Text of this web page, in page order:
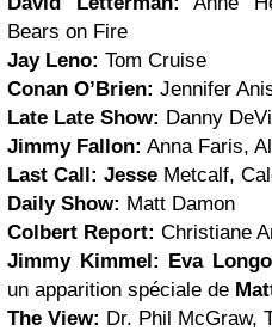
Bears on Fire
Jay Leno: Tom Cruise
Conan O’Brien: Jennifer
Late Late Show: Danny
Jimmy Fallon: Anna Faris,
Last Call: Jesse Metcalf,
Daily Show: Matt Damon
Colbert Report: Christiane
Jimmy Kimmel: Eva
un apparition spéciale de
The View: Dr. Phil McGraw,